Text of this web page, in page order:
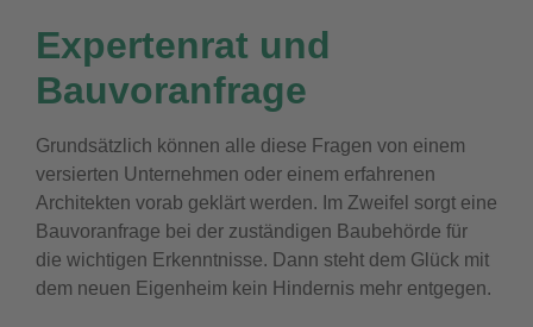
Expertenrat und
Bauvoranfrage
Grundsätzlich können alle diese Fragen von einem
versierten Unternehmen oder einem erfahrenen
Architekten vorab geklärt werden. Im Zweifel sorgt eine
Bauvoranfrage bei der zuständigen Baubehörde für
die wichtigen Erkenntnisse. Dann steht dem Glück mit
dem neuen Eigenheim kein Hindernis mehr entgegen.